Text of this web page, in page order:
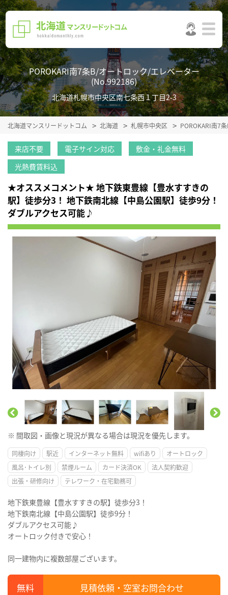
POROKARI南7条B/オートロック/エレベーター
(No.992186)
北海道札幌市中央区南七条西１丁目2-3
北海道マンスリードットコム 北海道 札幌市中央区 POROKARI南7
来店不要 電子サイン対応
敷金・礼金無料
光熱費賃料込
★オススメコメント★ 地下鉄東豊線【豊水すすきの
駅】徒歩分3！ 地下鉄南北線【中島公園駅】徒歩9分！
ダブルアクセス可能♪
※ 間取図・画像と現況が異なる場合は現況を優先します。
同棲向け 駅近 インターネット無料 wifiあり
オートロック
風呂･トイレ別
禁煙ルーム カード決済OK
法人契約歓迎
出張・研修向け
テレワーク・在宅勤務可
地下鉄東豊線【豊水すすきの駅】徒歩分3！
地下鉄南北線【中島公園駅】徒歩9分！
ダブルアクセス可能♪
オートロック付きで安心！
同一建物内に複数部屋ございます。
見積依頼・空室お問合わせ